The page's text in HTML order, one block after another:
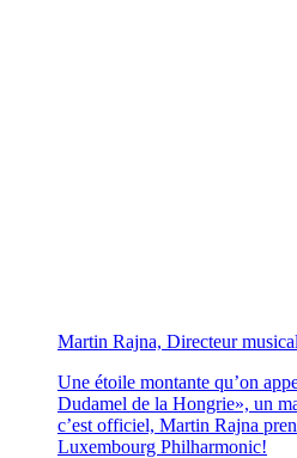
Martin Rajna, Directeur musical
Une étoile montante qu’on
Dudamel de la Hongrie», un
c’est officiel, Martin Rajna
Luxembourg Philharmonic!